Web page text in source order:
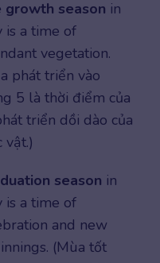
growth season in
is a time of
vegetation.
phát triển vào
5 là thời điểm của
triển dồi dào của
vật.)
season in
is a time of
and new
(Mùa tốt